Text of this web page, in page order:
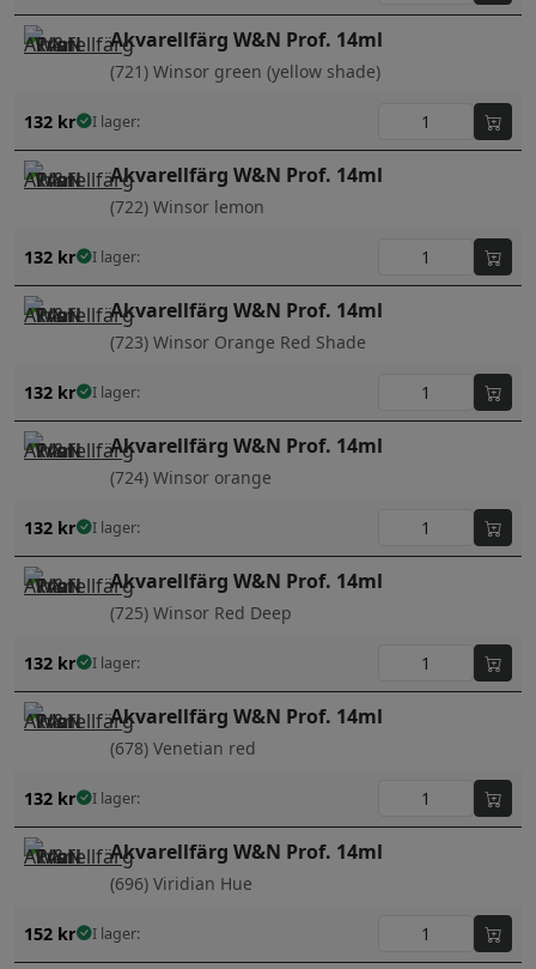
Akvarellfärg W&N Prof. 14ml
(721) Winsor green (yellow shade)
132 kr I lager:
Akvarellfärg W&N Prof. 14ml
(722) Winsor lemon
132 kr I lager:
Akvarellfärg W&N Prof. 14ml
(723) Winsor Orange Red Shade
132 kr I lager:
Akvarellfärg W&N Prof. 14ml
(724) Winsor orange
132 kr I lager:
Akvarellfärg W&N Prof. 14ml
(725) Winsor Red Deep
132 kr I lager:
Akvarellfärg W&N Prof. 14ml
(678) Venetian red
132 kr I lager:
Akvarellfärg W&N Prof. 14ml
(696) Viridian Hue
152 kr I lager: